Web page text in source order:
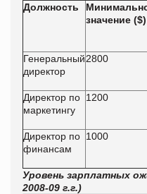
Должность
значение ($)
Генеральный
директор
2800
Директор по
маркетингу
1200
Директор по
финансам
1000
Уровень зарплатных
2008-09 г.г.)